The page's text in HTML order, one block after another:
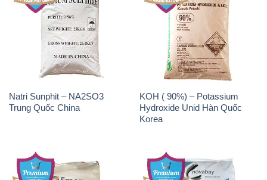
Natri Sunphit – NA2SO3
Trung Quốc China
KOH ( 90%) – Potassium
Hydroxide Unid Hàn Quốc